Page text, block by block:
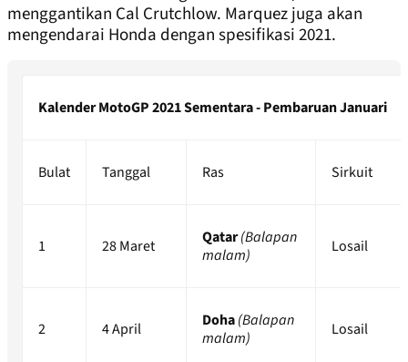
menggantikan Cal Crutchlow. Marquez juga akan
mengendarai Honda dengan spesifikasi 2021.
Kalender MotoGP 2021 Sementara - Pembaruan Januari
Bulat Tanggal Ras Sirkuit
1 28 Maret Qatar(Balapan
malam)
Losail
2 4 April Doha(Balapan
malam)
Losail